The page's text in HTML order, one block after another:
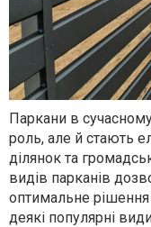
Паркани в
роль, але й стають
ділянок та
видів парканів
оптимальне
деякі популярні